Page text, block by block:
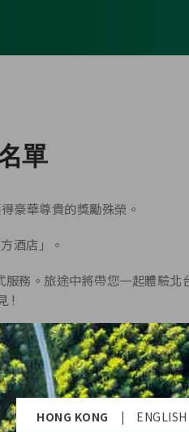
單
豪華尊貴的獎勵殊榮。
酒店」。
務。旅途中將帶您一起體驗北
!
HONG KONG | ENGLISH